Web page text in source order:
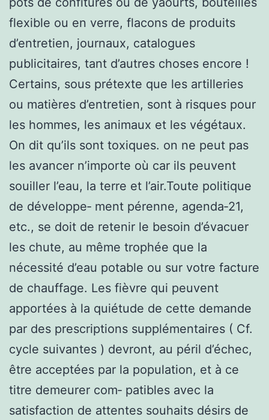
flexible ou en verre, flacons de produits
d’entretien, journaux, catalogues
publicitaires, tant d’autres choses encore !
Certains, sous prétexte que les artilleries
ou matières d’entretien, sont à risques pour
les hommes, les animaux et les végétaux.
On dit qu’ils sont toxiques. on ne peut pas
les avancer n’importe où car ils peuvent
souiller l’eau, la terre et l’air.Toute politique
de développe‑ ment pérenne, agenda‑21,
etc., se doit de retenir le besoin d’évacuer
les chute, au même trophée que la
nécessité d’eau potable ou sur votre facture
de chauffage. Les fièvre qui peuvent
apportées à la quiétude de cette demande
par des prescriptions supplémentaires ( Cf.
cycle suivantes ) devront, au péril d’échec,
être acceptées par la population, et à ce
titre demeurer com‑ patibles avec la
satisfaction de attentes souhaits désirs de